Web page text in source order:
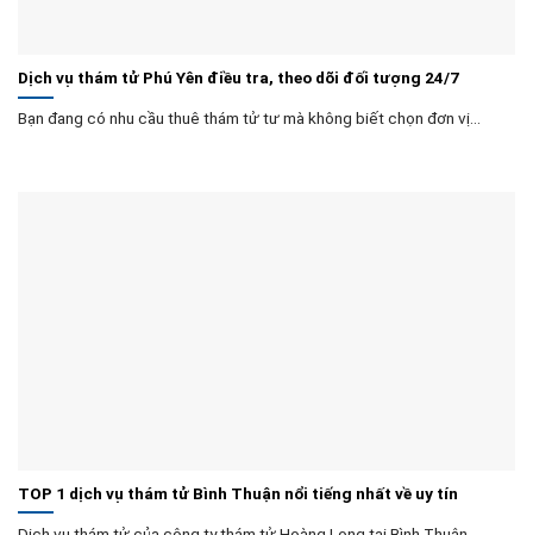
Dịch vụ thám tử Phú Yên điều tra, theo dõi đối tượng 24/7
Bạn đang có nhu cầu thuê thám tử tư mà không biết chọn đơn vị...
TOP 1 dịch vụ thám tử Bình Thuận nổi tiếng nhất về uy tín